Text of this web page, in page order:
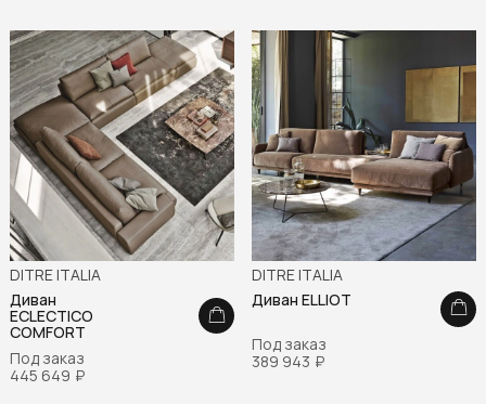
DITRE ITALIA
Диван
ECLECTICO
COMFORT
Под заказ
445 649 ₽
DITRE ITALIA
Диван ELLIOT
Под заказ
389 943 ₽